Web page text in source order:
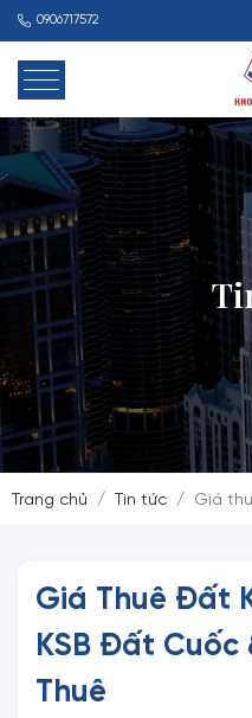
0906717572
Trang chủ Tin tức Giá
Giá Thuê Đất
KSB Đất Cuốc
Thuê